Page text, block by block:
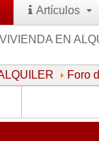
Artículos
VIVIENDA EN
Foro